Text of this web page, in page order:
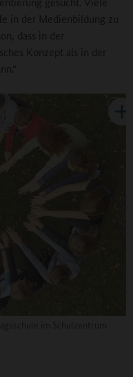
in der Medienbildung zu
dass in der
Konzept als in der